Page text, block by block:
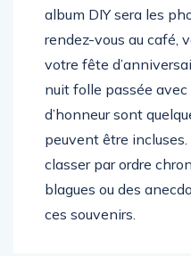
album DIY sera les
rendez-vous au café,
votre fête
nuit folle passée
d’honneur sont
peuvent être
classer par ordre
blagues ou des
ces souvenirs.